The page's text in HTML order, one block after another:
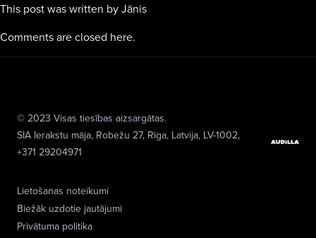
This post was written by Jānis
Comments are closed here.
Lietošanas noteikumi
Biežāk uzdotie jautājumi
Privātuma politika
© 2023 Visas tiesības aizsargātas.
SIA Ierakstu māja, Robežu 27, Rīga, Latvija, LV-1002,
+371 29204971